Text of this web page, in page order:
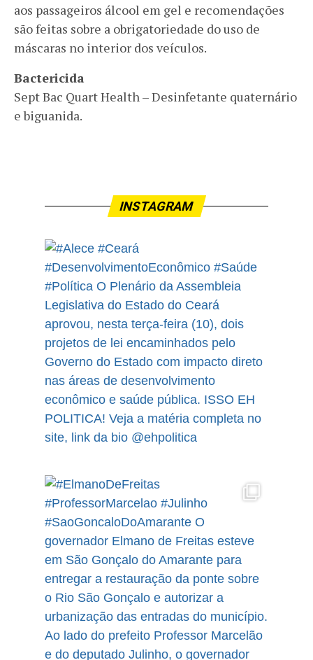
aos passageiros álcool em gel e recomendações
são feitas sobre a obrigatoriedade do uso de
máscaras no interior dos veículos.
Bactericida
Sept Bac Quart Health – Desinfetante quaternário
e biguanida.
INSTAGRAM